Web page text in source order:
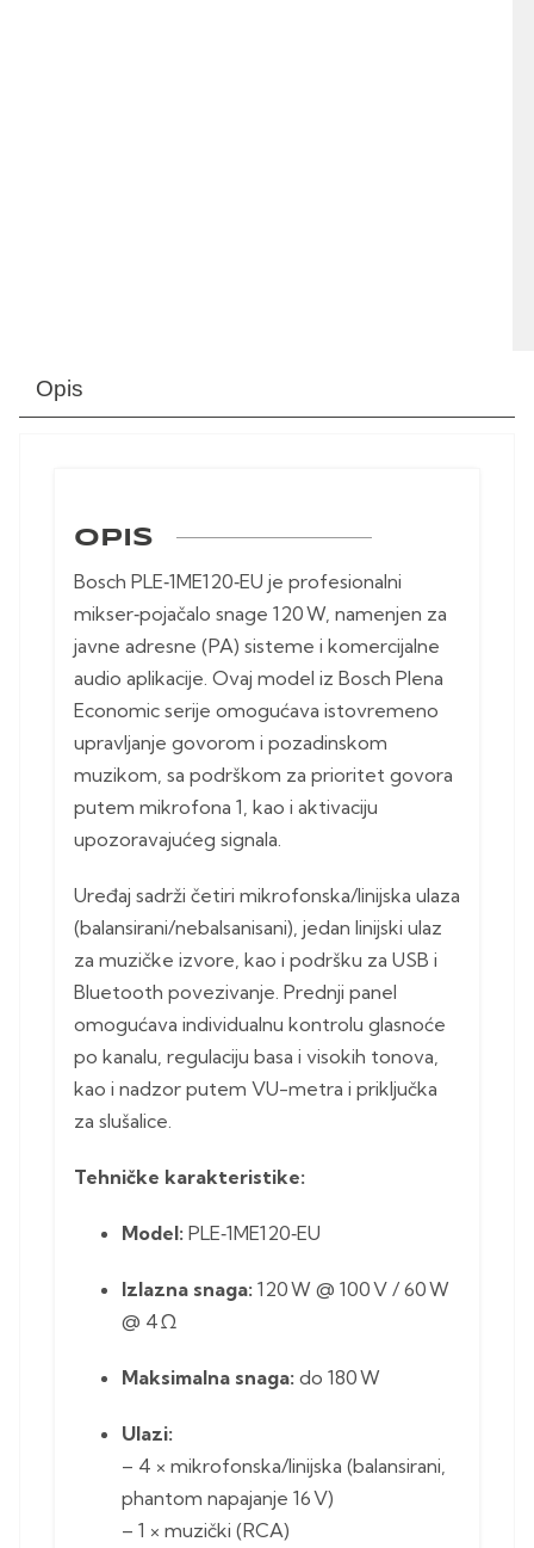
Opis
OPIS
Bosch PLE‑1ME120‑EU je profesionalni
mikser‑pojačalo snage 120 W, namenjen za
javne adresne (PA) sisteme i komercijalne
audio aplikacije. Ovaj model iz Bosch Plena
Economic serije omogućava istovremeno
upravljanje govorom i pozadinskom
muzikom, sa podrškom za prioritet govora
putem mikrofona 1, kao i aktivaciju
upozoravajućeg signala.
Uređaj sadrži četiri mikrofonska/linijska ulaza
(balansirani/nebalsanisani), jedan linijski ulaz
za muzičke izvore, kao i podršku za USB i
Bluetooth povezivanje. Prednji panel
omogućava individualnu kontrolu glasnoće
po kanalu, regulaciju basa i visokih tonova,
kao i nadzor putem VU-metra i priključka
za slušalice.
Tehničke karakteristike:
Model: PLE‑1ME120‑EU
Izlazna snaga: 120 W @ 100 V / 60 W
@ 4 Ω
Maksimalna snaga: do 180 W
Ulazi:
– 4 × mikrofonska/linijska (balansirani,
phantom napajanje 16 V)
– 1 × muzički (RCA)